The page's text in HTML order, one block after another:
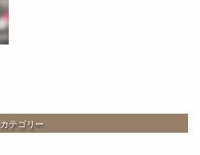
カテゴリー